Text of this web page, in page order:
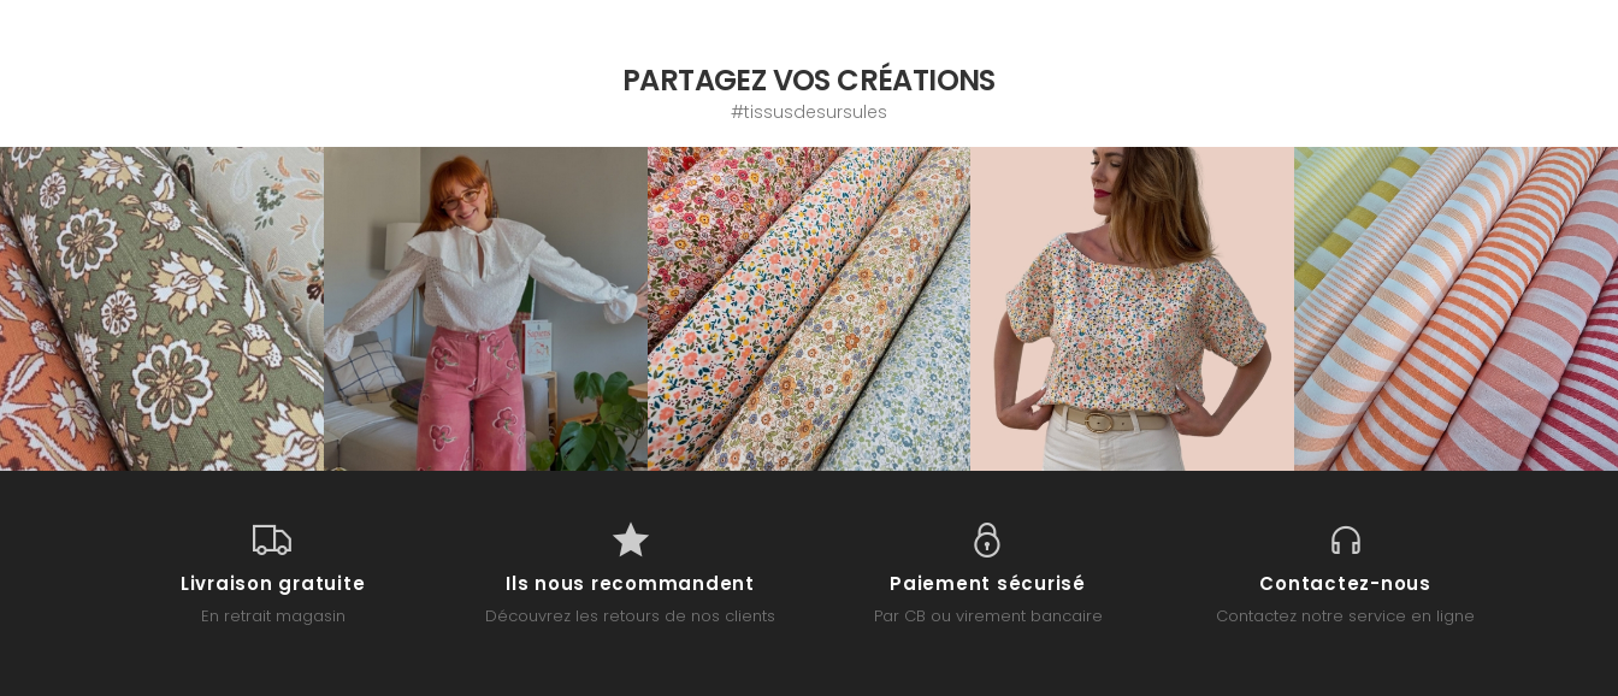
PARTAGEZ VOS CRÉATIONS
#tissusdesursules
Livraison gratuite
En retrait magasin
Ils nous recommandent
Découvrez les retours de nos clients
Paiement sécurisé
Par CB ou virement bancaire
Contactez-nous
Contactez notre service en ligne